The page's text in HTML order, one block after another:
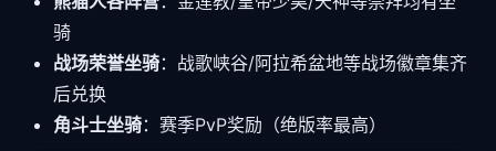
骑
战场荣誉坐骑：战歌峡谷/阿拉希盆地等战场徽章集齐
后兑换
角斗士坐骑：赛季PvP奖励（绝版率最高）